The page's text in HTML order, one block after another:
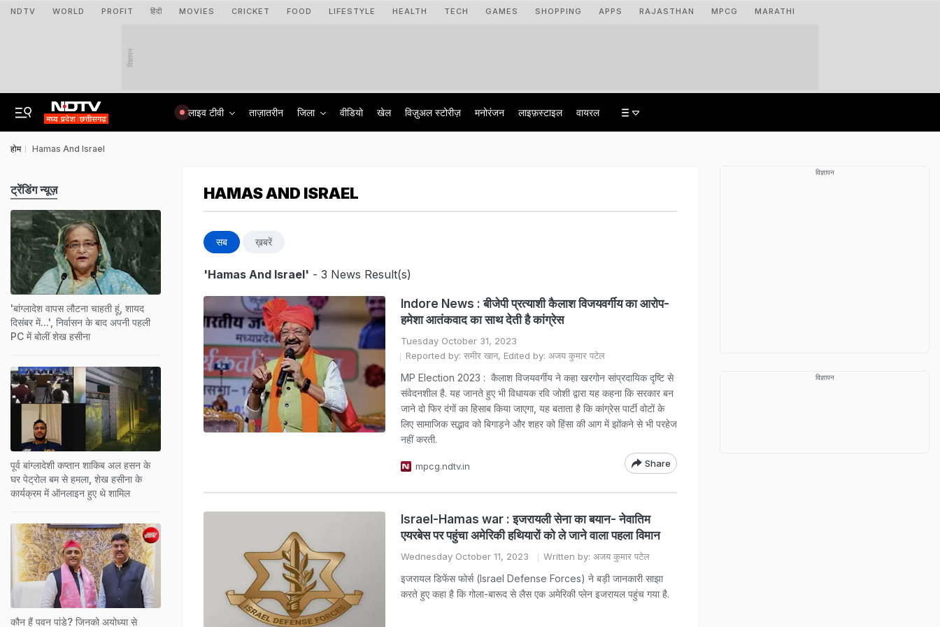
NDTV WORLD PROFIT हिंदी MOVIES CRICKET FOOD LIFESTYLE HEALTH TECH GAMES SHOPPING APPS RAJASTHAN MPCG MARATHI
विज्ञापन
लाइव टीवी ताज़ातरीन जिला वीडियो खेल विज़ुअल स्टोरीज़ मनोरंजन लाइफ़स्टाइल वायरल
होम Hamas And Israel
HAMAS AND ISRAEL
सब ख़बरें
'Hamas And Israel' - 3 News Result(s)
Indore News : बीजेपी प्रत्याशी कैलाश विजयवर्गीय का आरोप-
हमेशा आतंकवाद का साथ देती है कांग्रेस
Tuesday October 31, 2023
Reported by: समीर खान, Edited by: अजय कुमार पटेल
MP Election 2023 : कैलाश विजयवर्गीय ने कहा खरगोन सांप्रदायिक दृष्टि से
संवेदनशील है. यह जानते हुए भी विधायक रवि जोशी द्वारा यह कहना कि सरकार बन
जाने दो फिर दंगों का हिसाब किया जाएगा, यह बताता है कि कांग्रेस पार्टी वोटों के
लिए सामाजिक सद्भाव को बिगाड़ने और शहर को हिंसा की आग में झोंकने से भी परहेज
नहीं करती.
mpcg.ndtv.in Share
Israel-Hamas war : इजरायली सेना का बयान- नेवातिम
एयरबेस पर पहुंचा अमेरिकी हथियारों को ले जाने वाला पहला विमान
Wednesday October 11, 2023 Written by: अजय कुमार पटेल
इजरायल डिफेंस फोर्स (Israel Defense Forces) ने बड़ी जानकारी साझा
करते हुए कहा है कि गोला-बारूद से लैस एक अमेरिकी प्लेन इजरायल पहुंच गया है.
ट्रेंडिंग न्यूज़
'बांग्लादेश वापस लौटना चाहती हूं, शायद
दिसंबर में...', निर्वासन के बाद अपनी पहली
PC में बोलीं शेख हसीना
पूर्व बांग्लादेशी कप्तान शाकिब अल हसन के
घर पेट्रोल बम से हमला, शेख हसीना के
कार्यक्रम में ऑनलाइन हुए थे शामिल
कौन हैं पवन पांडे? जिनको अयोध्या से
विज्ञापन
विज्ञापन